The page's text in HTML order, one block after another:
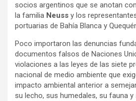
socios argen­ti­nos que se ano­tan
la fami­lia Neuss y los
por­tua­rias de Bahía Blanca y
Poco impor­ta­ron las denun­cias
docu­men­tos fal­sos de Nacio­nes
vio­la­cio­nes a las leyes de las siete
nacio­nal de medio ambiente que
impacto ambien­tal ante­rior a
su lecho, sus hume­da­les, su fauna